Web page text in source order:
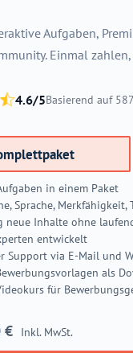
Aufgaben,
Einmal
4.6/5Basierend auf
in einem Paket
Sprache,
neue Inhalte ohne
entwickelt
Support via E-Mail und
als
für
€ Inkl. MwSt.